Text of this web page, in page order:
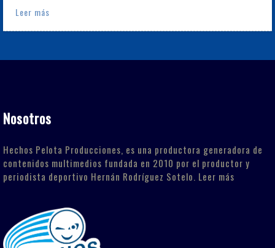
Leer más
Nosotros
Hechos Pelota Producciones, es una productora generadora de
contenidos multimedios fundada en 2010 por el productor y
periodista deportivo Hernán Rodríguez Sotelo. Leer más